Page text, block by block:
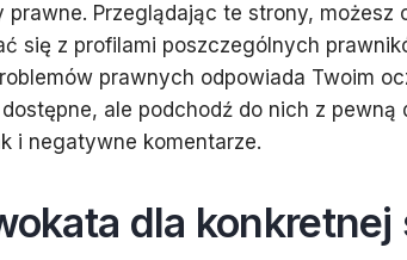
prawne. Przeglądając te strony, możesz
się z profilami poszczególnych
prawnych odpowiada Twoim
ale podchodź do nich z pewną
i negatywne komentarze.
dla